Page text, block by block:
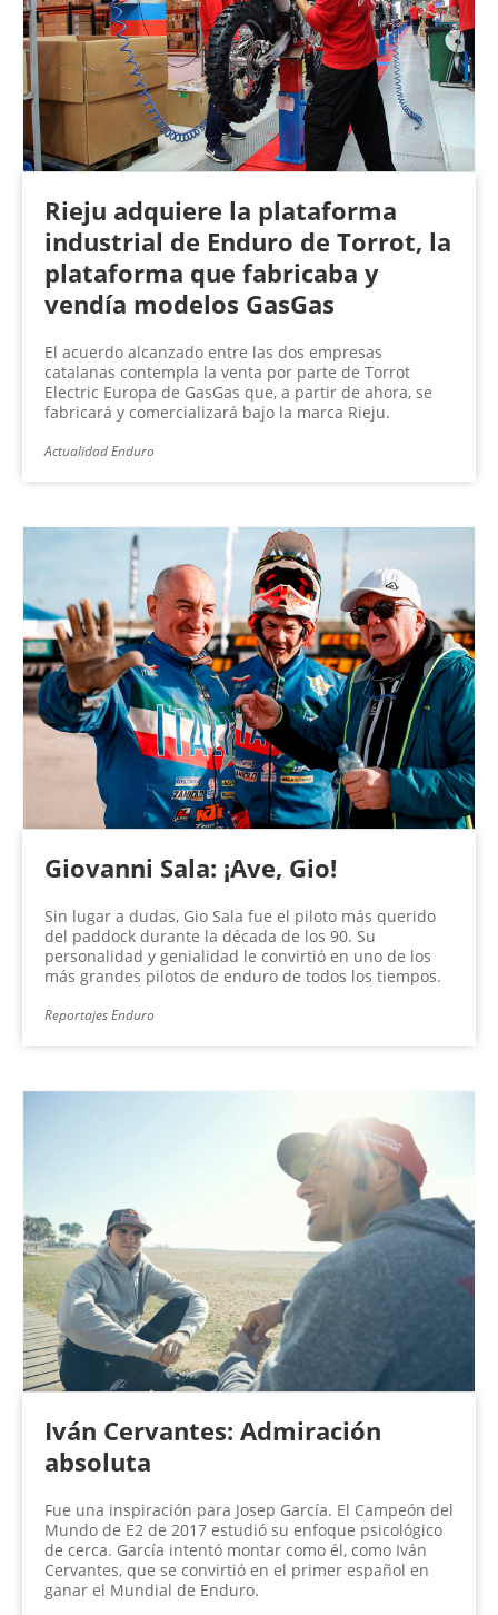
Rieju adquiere la plataforma
industrial de Enduro de Torrot, la
plataforma que fabricaba y
vendía modelos GasGas
El acuerdo alcanzado entre las dos empresas
catalanas contempla la venta por parte de Torrot
Electric Europa de GasGas que, a partir de ahora, se
fabricará y comercializará bajo la marca Rieju.
Actualidad Enduro
Giovanni Sala: ¡Ave, Gio!
Sin lugar a dudas, Gio Sala fue el piloto más querido
del paddock durante la década de los 90. Su
personalidad y genialidad le convirtió en uno de los
más grandes pilotos de enduro de todos los tiempos.
Reportajes Enduro
Iván Cervantes: Admiración
absoluta
Fue una inspiración para Josep García. El Campeón del
Mundo de E2 de 2017 estudió su enfoque psicológico
de cerca. García intentó montar como él, como Iván
Cervantes, que se convirtió en el primer español en
ganar el Mundial de Enduro.